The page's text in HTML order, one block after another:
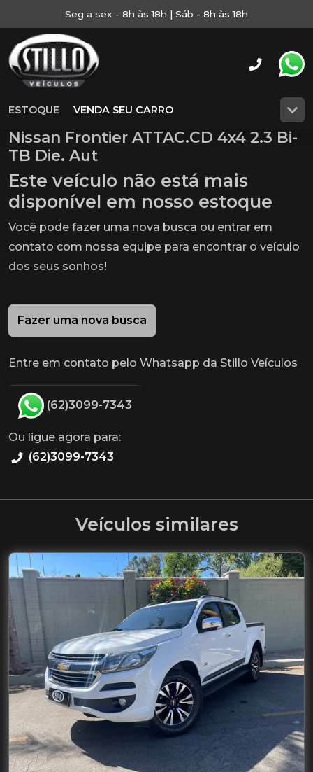
Seg a sex - 8h às 18h | Sáb - 8h às 18h
ESTOQUE VENDA SEU CARRO
Nissan Frontier ATTAC.CD 4x4 2.3 Bi-
TB Die. Aut
Este veículo não está mais
disponível em nosso estoque
Você pode fazer uma nova busca ou entrar em
contato com nossa equipe para encontrar o veículo
dos seus sonhos!
Fazer uma nova busca
Entre em contato pelo Whatsapp da Stillo Veículos
(62)3099-7343
Ou ligue agora para:
(62)3099-7343
Veículos similares